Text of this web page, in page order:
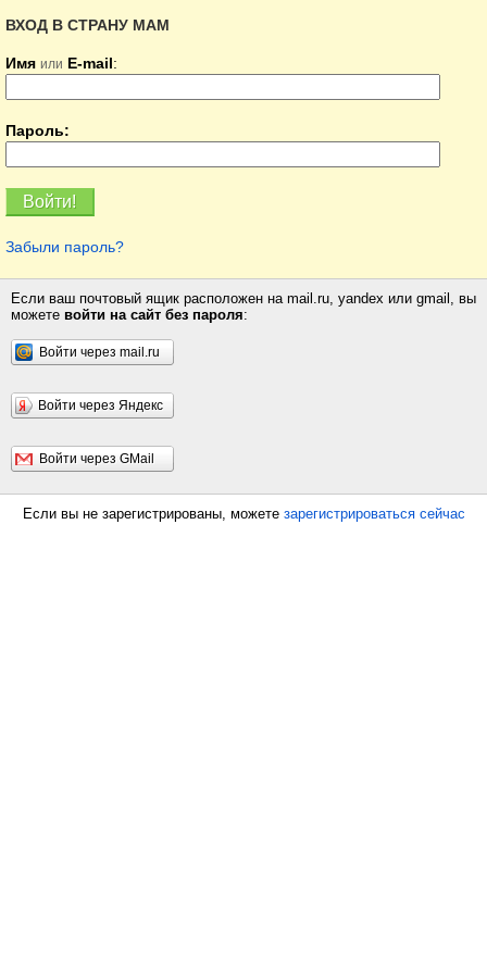
ВХОД В СТРАНУ МАМ
Имя или E-mail:
Пароль:
Забыли пароль?
Если ваш почтовый ящик расположен на mail.ru, yandex или gmail, вы
можете войти на сайт без пароля:
Войти через mail.ru
Войти через Яндекс
Войти через GMail
Если вы не зарегистрированы, можете зарегистрироваться сейчас